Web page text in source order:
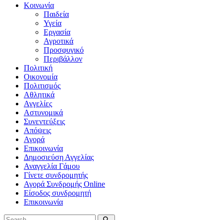
Κοινωνία
Παιδεία
Υγεία
Εργασία
Αγροτικά
Προσφυγικό
Περιβάλλον
Πολιτική
Οικονομία
Πολιτισμός
Αθλητικά
Αγγελίες
Αστυνομικά
Συνεντεύξεις
Απόψεις
Αγορά
Επικοινωνία
Δημοσιεύση Αγγελίας
Αναγγελία Γάμου
Γίνετε συνδρομητής
Αγορά Συνδρομής Online
Είσοδος συνδρομητή
Επικοινωνία